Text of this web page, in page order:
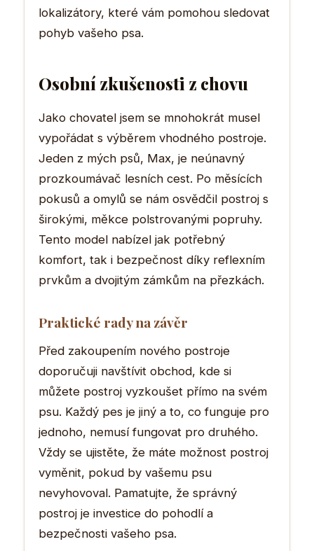
lokalizátory, které vám pomohou sledovat
pohyb vašeho psa.
Osobní zkušenosti z chovu
Jako chovatel jsem se mnohokrát musel
vypořádat s výběrem vhodného postroje.
Jeden z mých psů, Max, je neúnavný
prozkoumávač lesních cest. Po měsících
pokusů a omylů se nám osvědčil postroj s
širokými, měkce polstrovanými popruhy.
Tento model nabízel jak potřebný
komfort, tak i bezpečnost díky reflexním
prvkům a dvojitým zámkům na přezkách.
Praktické rady na závěr
Před zakoupením nového postroje
doporučuji navštívit obchod, kde si
můžete postroj vyzkoušet přímo na svém
psu. Každý pes je jiný a to, co funguje pro
jednoho, nemusí fungovat pro druhého.
Vždy se ujistěte, že máte možnost postroj
vyměnit, pokud by vašemu psu
nevyhovoval. Pamatujte, že správný
postroj je investice do pohodlí a
bezpečnosti vašeho psa.